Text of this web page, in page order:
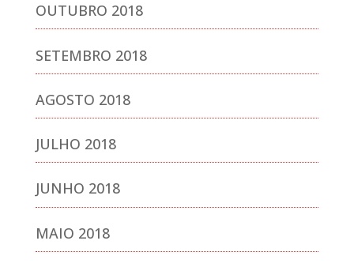
OUTUBRO 2018
SETEMBRO 2018
AGOSTO 2018
JULHO 2018
JUNHO 2018
MAIO 2018